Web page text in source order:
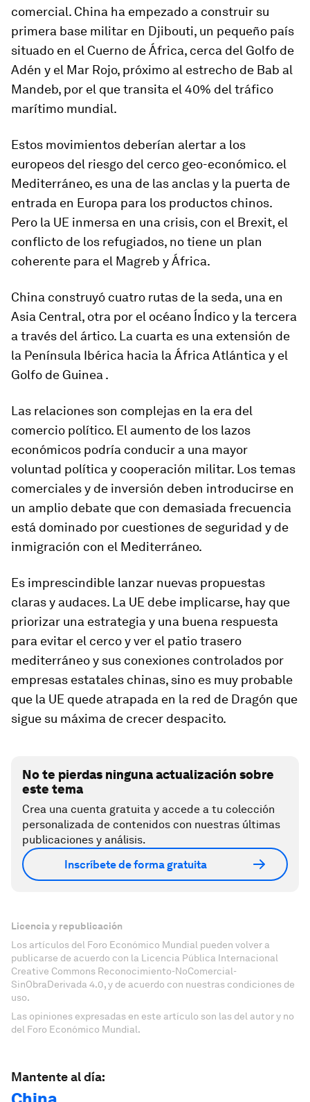
comercial. China ha empezado a construir su
primera base militar en Djibouti, un pequeño país
situado en el Cuerno de África, cerca del Golfo de
Adén y el Mar Rojo, próximo al estrecho de Bab al
Mandeb, por el que transita el 40% del tráfico
marítimo mundial.
Estos movimientos deberían alertar a los
europeos del riesgo del cerco geo-económico. el
Mediterráneo, es una de las anclas y la puerta de
entrada en Europa para los productos chinos.
Pero la UE inmersa en una crisis, con el Brexit, el
conflicto de los refugiados, no tiene un plan
coherente para el Magreb y África.
China construyó cuatro rutas de la seda, una en
Asia Central, otra por el océano Índico y la tercera
a través del ártico. La cuarta es una extensión de
la Península Ibérica hacia la África Atlántica y el
Golfo de Guinea .
Las relaciones son complejas en la era del
comercio político. El aumento de los lazos
económicos podría conducir a una mayor
voluntad política y cooperación militar. Los temas
comerciales y de inversión deben introducirse en
un amplio debate que con demasiada frecuencia
está dominado por cuestiones de seguridad y de
inmigración con el Mediterráneo.
Es imprescindible lanzar nuevas propuestas
claras y audaces. La UE debe implicarse, hay que
priorizar una estrategia y una buena respuesta
para evitar el cerco y ver el patio trasero
mediterráneo y sus conexiones controlados por
empresas estatales chinas, sino es muy probable
que la UE quede atrapada en la red de Dragón que
sigue su máxima de crecer despacito.
No te pierdas ninguna actualización sobre
este tema
Crea una cuenta gratuita y accede a tu colección
personalizada de contenidos con nuestras últimas
publicaciones y análisis.
Inscríbete de forma gratuita
Licencia y republicación
Los artículos del Foro Económico Mundial pueden volver a
publicarse de acuerdo con la Licencia Pública Internacional
Creative Commons Reconocimiento-NoComercial-
SinObraDerivada 4.0, y de acuerdo con nuestras condiciones de
uso.
Las opiniones expresadas en este artículo son las del autor y no
del Foro Económico Mundial.
Mantente al día: